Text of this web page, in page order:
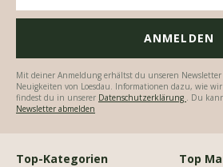
Mit deiner Anmeldung erhältst du unseren
Neuigkeiten von Loesdau. Informationen dazu, wie
findest du in unserer Datenschutzerklärung . Du
Newsletter abmelden
Top-Kategorien Top